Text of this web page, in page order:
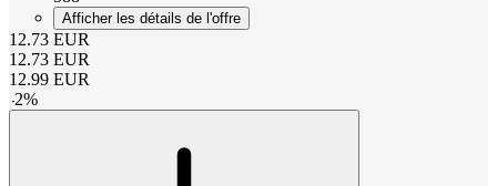
Afficher les détails de l'offre
12.73 EUR
12.73 EUR
12.99 EUR
-2%